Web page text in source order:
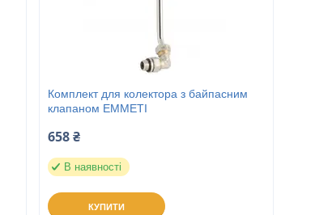
Комплект для колектора з байпасним
клапаном EMMETI
658 ₴
В наявності
КУПИТИ